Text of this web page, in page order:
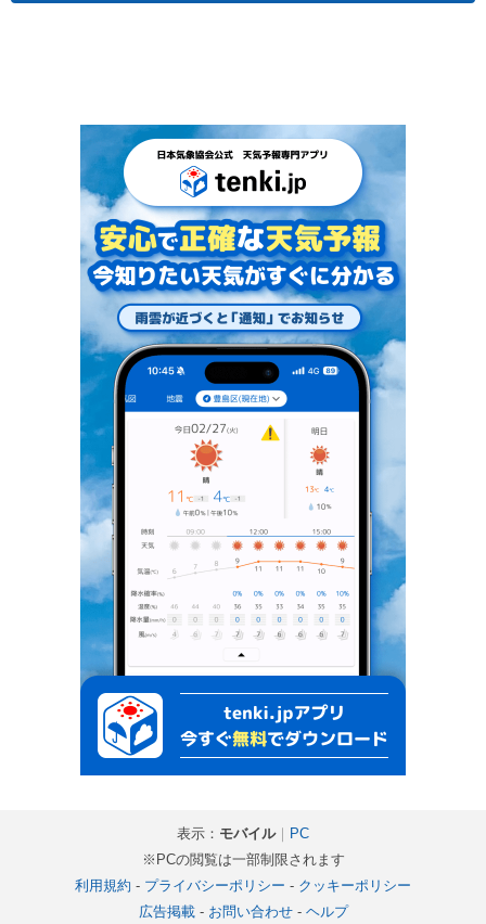
表示： モバイル｜ PC
※PCの閲覧は一部制限されます
利用規約 - プライバシーポリシー - クッキーポリシー
広告掲載- お問い合わせ- ヘルプ